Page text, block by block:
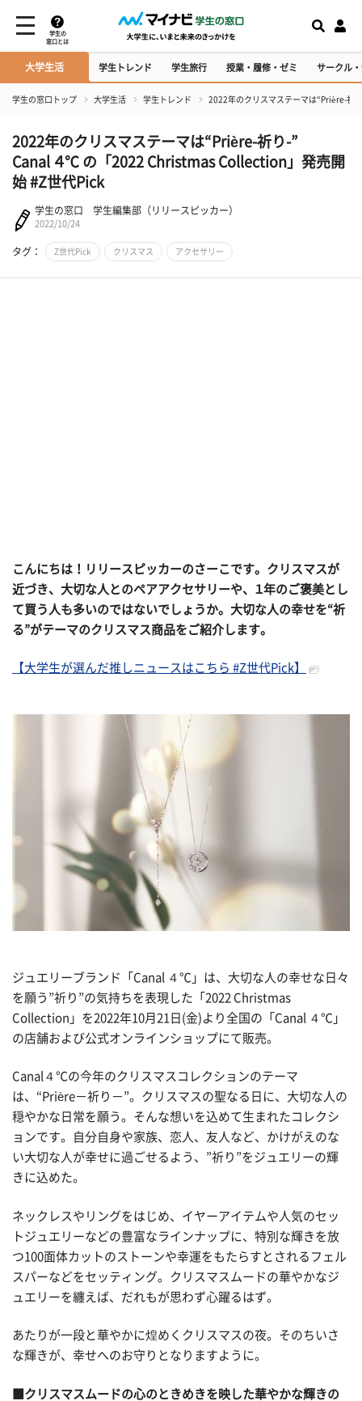
学生の
窓口とは
大学生活 学生トレンド 学生旅行 授業・履修・ゼミ サークル
学生の窓口トップ 大学生活 学生トレンド 2022年のクリスマステーマは“Prière-
2022年のクリスマステーマは“Prière-祈り-”
Canal ４℃ の「2022 Christmas Collection」発売開
始 #Z世代Pick
学生の窓口 学生編集部（リリースピッカー）
2022/10/24
タグ： Z世代Pick クリスマス アクセサリー
こんにちは！リリースピッカーのさーこです。クリスマスが
近づき、大切な人とのペアアクセサリーや、１年のご褒美とし
て買う人も多いのではないでしょうか。大切な人の幸せを“祈
る”がテーマのクリスマス商品をご紹介します。
【大学生が選んだ推しニュースはこちら #Z世代Pick】
ジュエリーブランド「Canal ４℃」は、大切な人の幸せな日々
を願う”祈り”の気持ちを表現した「2022 Christmas
Collection」を2022年10月21日(金)より全国の「Canal ４℃」
の店舗および公式オンラインショップにて販売。
Canal４℃の今年のクリスマスコレクションのテーマ
は、“Prière－祈り－”。クリスマスの聖なる日に、大切な人の
穏やかな日常を願う。そんな想いを込めて生まれたコレクシ
ョンです。自分自身や家族、恋人、友人など、かけがえのな
い大切な人が幸せに過ごせるよう、”祈り”をジュエリーの輝
きに込めた。
ネックレスやリングをはじめ、イヤーアイテムや人気のセッ
トジュエリーなどの豊富なラインナップに、特別な輝きを放
つ100面体カットのストーンや幸運をもたらすとされるフェル
スパーなどをセッティング。クリスマスムードの華やかなジ
ュエリーを纏えば、だれもが思わず心躍るはず。
あたりが一段と華やかに煌めくクリスマスの夜。そのちいさ
な輝きが、幸せへのお守りとなりますように。
■クリスマスムードの心のときめきを映した華やかな輝きの